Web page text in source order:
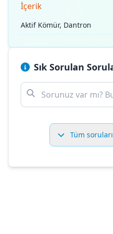
İçerik
Aktif Kömür, Dantron
Sık Sorulan
Tüm